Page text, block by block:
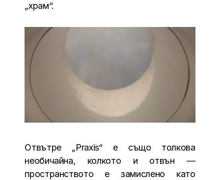
„храм“.
Отвътре „Praxis“ е също толкова
необичайна, колкото и отвън —
пространството е замислено като